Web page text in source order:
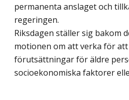
permanenta anslaget och
regeringen.
Riksdagen ställer sig bakom
motionen om att verka för att
förutsättningar för äldre
socioekonomiska faktorer